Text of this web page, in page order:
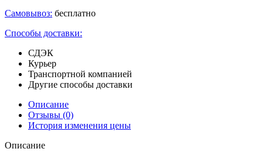
Самовывоз: бесплатно
Способы доставки:
СДЭК
Курьер
Транспортной компанией
Другие способы доставки
Описание
Отзывы (0)
История изменения цены
Описание